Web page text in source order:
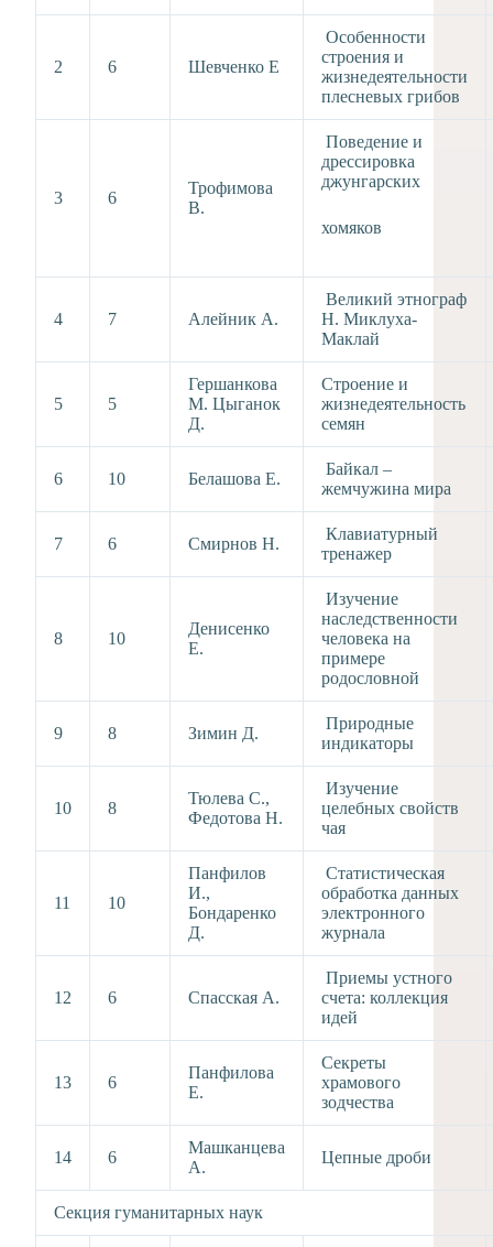
2 6 Шевченко Е
Особенности
строения и
жизнедеятельности
плесневых грибов
3 6
Трофимова
В.
Поведение и
дрессировка
джунгарских
хомяков
4 7 Алейник А.
Великий этнограф
Н. Миклуха-
Маклай
5 5
Гершанкова
М. Цыганок
Д.
Строение и
жизнедеятельность
семян
6 10 Белашова Е.
Байкал –
жемчужина мира
7 6 Смирнов Н.
Клавиатурный
тренажер
8 10
Денисенко
Е.
Изучение
наследственности
человека на
примере
родословной
9 8 Зимин Д.
Природные
индикаторы
10 8
Тюлева С.,
Федотова Н.
Изучение
целебных свойств
чая
11 10
Панфилов
И.,
Бондаренко
Д.
Статистическая
обработка данных
электронного
журнала
12 6 Спасская А.
Приемы устного
счета: коллекция
идей
13 6
Панфилова
Е.
Секреты
храмового
зодчества
14 6
Машканцева
А.
Цепные дроби
Секция гуманитарных наук